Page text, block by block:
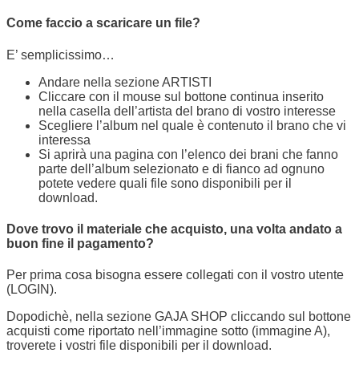
Come faccio a scaricare un file?
E’ semplicissimo…
Andare nella sezione ARTISTI
Cliccare con il mouse sul bottone continua inserito
nella casella dell’artista del brano di vostro interesse
Scegliere l’album nel quale è contenuto il brano che vi
interessa
Si aprirà una pagina con l’elenco dei brani che fanno
parte dell’album selezionato e di fianco ad ognuno
potete vedere quali file sono disponibili per il
download.
Dove trovo il materiale che acquisto, una volta andato a
buon fine il pagamento?
Per prima cosa bisogna essere collegati con il vostro utente
(LOGIN).
Dopodichè, nella sezione GAJA SHOP cliccando sul bottone
acquisti come riportato nell’immagine sotto (immagine A),
troverete i vostri file disponibili per il download.